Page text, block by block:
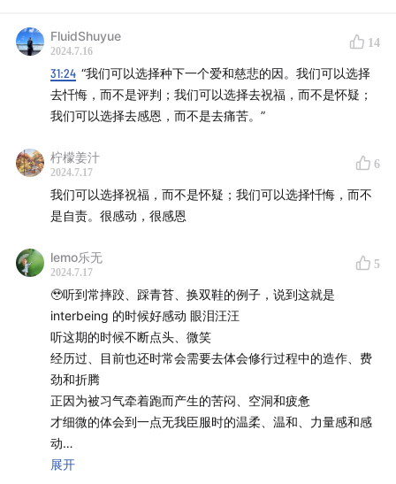
而现在的我们，能熟练地吃饭，即便掉了几粒饭粒在桌子
上，我们可能就是笑笑而已，
这并不是什么天大的事情。
这，就是修行。
今天录播客的时候，笑着和Rio说，我现在像是在「极简」
修行。因为我常用的方式是「臣服、观心和Stop」。
很少「参」，是因为过去的我容易想很多，有时候心没有
力量已经跑出去十万八千里了，还以为自己在「参」，但
实际不是，只是在念头编织的一个又一个故事里专注地、
投入地对话着。
这些是在不断练习中，如实看到自己之后发现的「秘
密」。
通常，如果心有力量，我会观心。如果心没有力量，一直
会在情绪里，我会臣服。
FluidShuyue
2024.7.16
14
31:24 “我们可以选择种下一个爱和慈悲的因。我们可以选择
去忏悔，而不是评判；我们可以选择去祝福，而不是怀疑；
我们可以选择去感恩，而不是去痛苦。”
柠檬姜汁
2024.7.17
6
我们可以选择祝福，而不是怀疑；我们可以选择忏悔，而不
是自责。很感动，很感恩
lemo乐无
2024.7.17
5
🥹听到常摔跤、踩青苔、换双鞋的例子，说到这就是
interbeing 的时候好感动 眼泪汪汪
听这期的时候不断点头、微笑
经历过、目前也还时常会需要去体会修行过程中的造作、费
劲和折腾
正因为被习气牵着跑而产生的苦闷、空洞和疲惫
才细微的体会到一点无我臣服时的温柔、温和、力量感和感
动
happiness is the way
展开